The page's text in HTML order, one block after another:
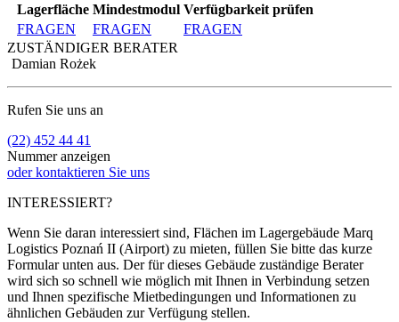
Lagerfläche Mindestmodul Verfügbarkeit prüfen
FRAGEN
FRAGEN
FRAGEN
ZUSTÄNDIGER BERATER
Damian Rożek
Rufen Sie uns an
(22) 452 44 41
Nummer anzeigen
oder kontaktieren Sie uns
INTERESSIERT?
Wenn Sie daran interessiert sind, Flächen im Lagergebäude Marq
Logistics Poznań II (Airport) zu mieten, füllen Sie bitte das kurze
Formular unten aus. Der für dieses Gebäude zuständige Berater
wird sich so schnell wie möglich mit Ihnen in Verbindung setzen
und Ihnen spezifische Mietbedingungen und Informationen zu
ähnlichen Gebäuden zur Verfügung stellen.